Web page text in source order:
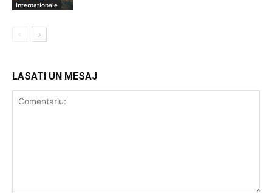
Internationale
LASATI UN MESAJ